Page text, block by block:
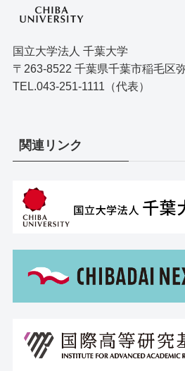
国立大学法人 千葉大学
〒263-8522 千葉県千葉市稲毛区
TEL.043-251-1111（代表）
関連リンク